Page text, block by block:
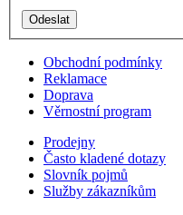
Obchodní podmínky
Reklamace
Doprava
Věrnostní program
Prodejny
Často kladené dotazy
Slovník pojmů
Služby zákazníkům